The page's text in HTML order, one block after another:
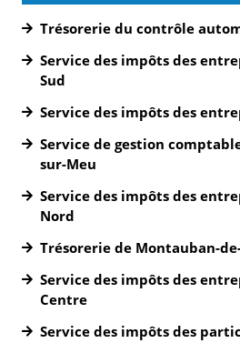
Trésorerie du contrôle
Service des impôts des
Sud
Service des impôts des
Service de gestion
sur-Meu
Service des impôts des
Nord
Trésorerie de Montauban-
Service des impôts des
Centre
Service des impôts des